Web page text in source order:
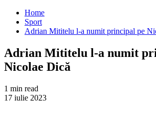
Home
Sport
Adrian Mititelu l-a numit principal pe
Adrian Mititelu l-a numit
Nicolae Dică
1 min read
17 iulie 2023